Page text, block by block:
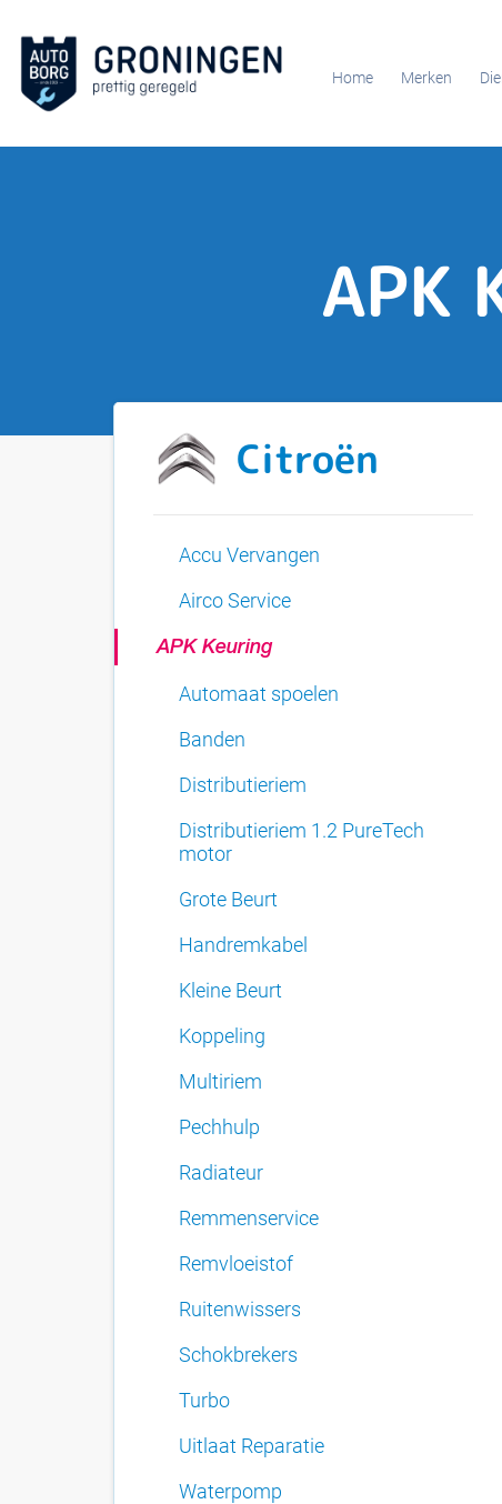
Home Merken
APK
Citroën
Accu Vervangen
Airco Service
APK Keuring
Automaat spoelen
Banden
Distributieriem
Distributieriem 1.2 PureTech
motor
Grote Beurt
Handremkabel
Kleine Beurt
Koppeling
Multiriem
Pechhulp
Radiateur
Remmenservice
Remvloeistof
Ruitenwissers
Schokbrekers
Turbo
Uitlaat Reparatie
Waterpomp